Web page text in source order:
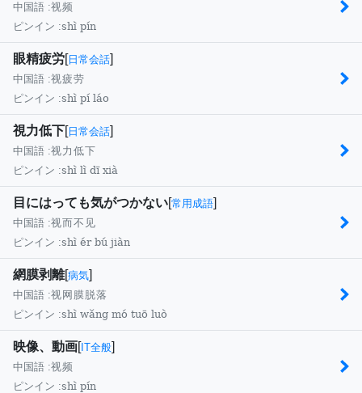
中国語 :视频
ピンイン :shì pín
眼精疲労[ 日常会話]
中国語 :视疲劳
ピンイン :shì pí láo
視力低下[ 日常会話]
中国語 :视力低下
ピンイン :shì lì dī xià
目にはっても気がつかない[常用成語]
中国語 :视而不见
ピンイン :shì ér bú jiàn
網膜剥離[病気]
中国語 :视网膜脱落
ピンイン :shì wǎng mó tuō luò
映像、動画[ IT全般]
中国語 :视频
ピンイン :shì pín